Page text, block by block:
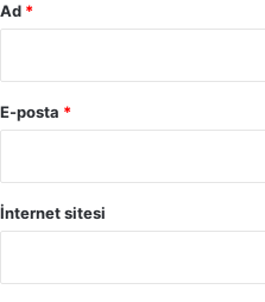
Ad *
E-posta *
İnternet sitesi